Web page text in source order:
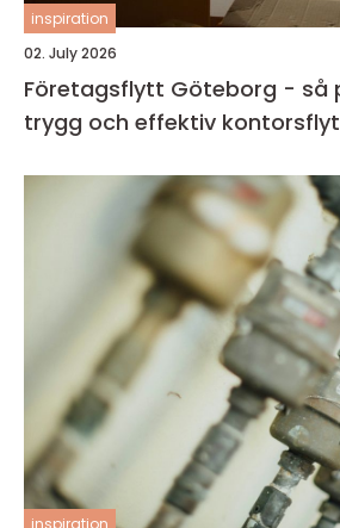
inspiration
02. July 2026
Företagsflytt Göteborg - så
trygg och effektiv